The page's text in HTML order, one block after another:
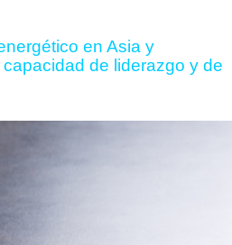
en Asia y
de liderazgo y de